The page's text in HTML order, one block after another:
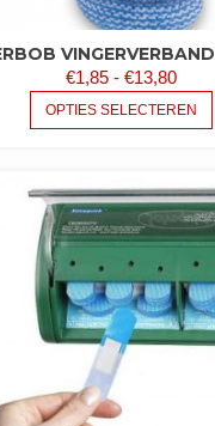
€1,85 - €13,80
€1,85
TOT
OPTIES SELECTEREN